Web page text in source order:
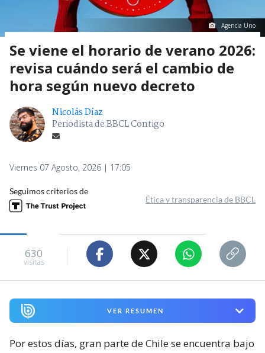
Agencia Uno
Se viene el horario de verano 2026:
revisa cuándo será el cambio de
hora según nuevo decreto
Nicolás Díaz
Periodista de BBCL Contigo
Viernes 07 Agosto, 2026 | 17:05
Seguimos criterios de
Ética y transparencia de BBCL
630
visitas
VER RESUMEN
Por estos días, gran parte de Chile se encuentra bajo